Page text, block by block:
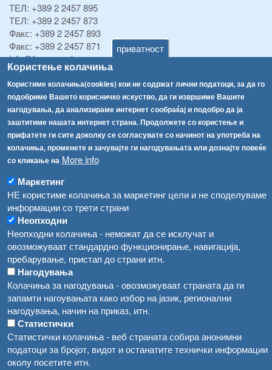
приватност
Користење колачиња
Користиме колачиња(cookies) кои не содржат лични податоци, за да го
подобриме Вашето корисничко искуство, да ги извршиме Вашите
нагодувања, да анализираме интернет сообраќај и подобро да ја
заштитиме нашата интернет страна. Продолжете со користење и
прифатете ги сите доколку се согласувате со начинот на употреба на
колачиња, променете и зачувајте ги нагодувањата или дознајте повеќе
со кликање на More info
Маркетинг
НЕ користиме колачиња за маркетинг цели и не споделуваме
информации со трети страни
Неопходни
Неопходни колачиња - неможат да се исклучат и
овозможуваат стандардно функционирање, навигација,
пребарување, пристап до страни итн.
Нагодувања
Колачиња за нагодувања - овозможуваат страната да ги
запамти нагоувањата како избор на јазик, регионални
нагодувања, начин на приказ, итн.
Статистички
Статистички колачиња - веб страната собира анонимни
податоци за бројот, видот и останатите технички информации
околу посетите итн.
ТЕЛ: +389 2 2457 895
ТЕЛ: +389 2 2457 873
Факс: +389 2 2457 893
Факс: +389 2 2457 871
info@fva.gov.mk
[АХВ-претходна страна]
Соопштенија
Република Бугарија ги засили официјалните контроли при увоз на свежо овошје и зеленчук
Високите температури ризик од труење со храна, опасни се и за животните
Водата во Гостивар може да се користи како техничка, продолжува испораката на флаширана вода
Во Гостивар спроведени 70 вонредни контроли
Забраната за водата во Гостивар останува на сила, операторите да користат само технички безбедна вода
Навигација
Архива
Регистри
Обрасци
Огласи